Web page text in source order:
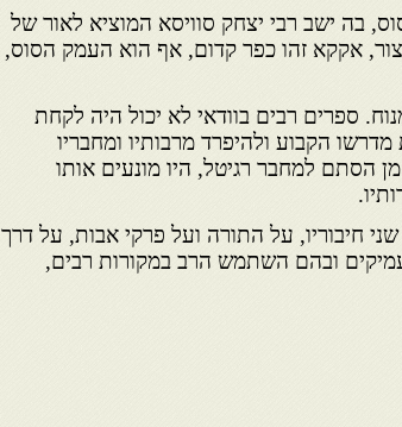
בה ישב רבי יצחק סוויסא המוציא לאור של
אקקא זהו כפר קדום, אף הוא העמק הסוס,
ספרים רבים בוודאי לא יכול היה לקחת
הקבוע ולהיפרד מרבותיו ומחבריו
הסתם למחבר רגיטל, היו מונעים אותו
חיבוריו, על התורה ועל פרקי אבות, על דרך
ובהם השתמש הרב במקורות רבים,